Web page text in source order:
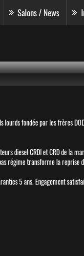
Salons / News
fondée par les frères
diesel CRDI et CRD de
régime transforme la reprise
5 ans. Engagement